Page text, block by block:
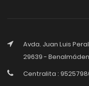
Avda. Juan Luis
29639 -
Centralita :